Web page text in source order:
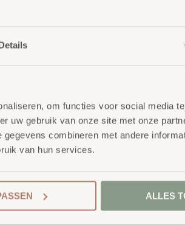
om functies voor social media
uw gebruik van onze site met onze
combineren met andere
van hun services.
ALLES
: ieder project start
Kwaliteit
: al ons school- en
getest en voldoet aan GS- en
Duurzaamheid: wij werken
onze OneWood-lijn
hout. Daarnaast zelfs
Ecolabel.
Extra informatie